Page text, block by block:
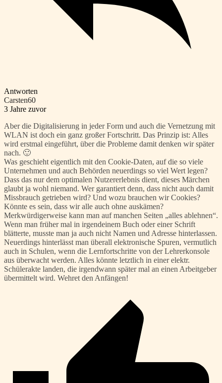
Antworten
Carsten60
3 Jahre zuvor
Aber die Digitalisierung in jeder Form und auch die Vernetzung mit
WLAN ist doch ein ganz großer Fortschritt. Das Prinzip ist: Alles
wird erstmal eingeführt, über die Probleme damit denken wir später
nach. 🙂
Was geschieht eigentlich mit den Cookie-Daten, auf die so viele
Unternehmen und auch Behörden neuerdings so viel Wert legen?
Dass das nur dem optimalen Nutzererlebnis dient, dieses Märchen
glaubt ja wohl niemand. Wer garantiert denn, dass nicht auch damit
Missbrauch getrieben wird? Und wozu brauchen wir Cookies?
Könnte es sein, dass wir alle auch ohne auskämen?
Merkwürdigerweise kann man auf manchen Seiten „alles ablehnen“.
Wenn man früher mal in irgendeinem Buch oder einer Schrift
blätterte, musste man ja auch nicht Namen und Adresse hinterlassen.
Neuerdings hinterlässt man überall elektronische Spuren, vermutlich
auch in Schulen, wenn die Lernfortschritte von der Lehrerkonsole
aus überwacht werden. Alles könnte letztlich in einer elektr.
Schülerakte landen, die irgendwann später mal an einen Arbeitgeber
übermittelt wird. Wehret den Anfängen!